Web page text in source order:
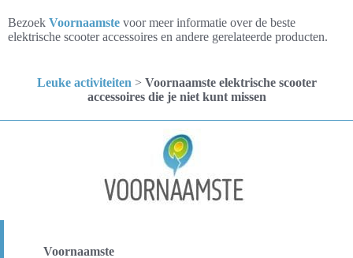
Bezoek Voornaamste voor meer informatie over de beste
elektrische scooter accessoires en andere gerelateerde producten.
Leuke activiteiten > Voornaamste elektrische scooter
accessoires die je niet kunt missen
Voornaamste